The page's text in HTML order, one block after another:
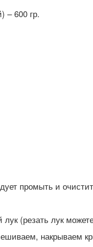
– 600 гр.
промыть и
(резать лук
накрываем